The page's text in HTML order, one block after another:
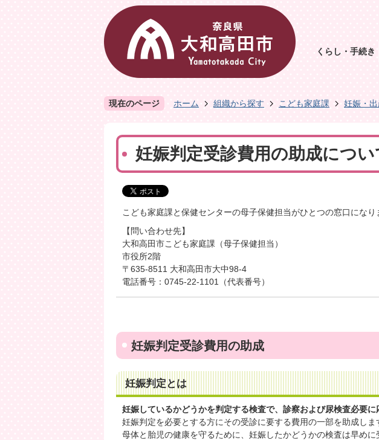
くらし・手続き
現在のページ ホーム 組織から探す こども家庭課 妊娠・
妊娠判定受診費用の助成につい
こども家庭課と保健センターの母子保健担当がひとつの窓口になり
【問い合わせ先】
大和高田市こども家庭課（母子保健担当）
市役所2階
〒635-8511 大和高田市大中98-4
電話番号：0745-22-1101（代表番号）
妊娠判定受診費用の助成
妊娠判定とは
妊娠しているかどうかを判定する検査で、診察および尿検査必要に
妊娠判定を必要とする方にその受診に要する費用の一部を助成しま
母体と胎児の健康を守るために、妊娠したかどうかの検査は早めに